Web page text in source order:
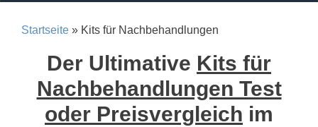
Startseite » Kits für Nachbehandlungen
Der Ultimative Kits für
Nachbehandlungen Test
oder Preisvergleich im